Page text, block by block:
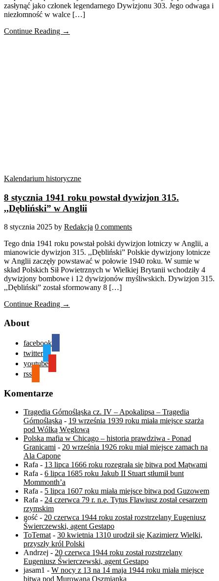
zasłynąć jako członek legendarnego Dywizjonu 303. Jego odwaga i
niezłomność w walce […]
Continue Reading →
Kalendarium historyczne
8 stycznia 1941 roku powstał dywizjon 315.
,,Dębliński” w Anglii
8 stycznia 2025 by Redakcja 0 comments
Tego dnia 1941 roku powstał polski dywizjon lotniczy w Anglii, a
mianowicie dywizjon 315. ,,Dębliński” Polskie dywizjony lotnicze
w Anglii zaczęły powstawać w połowie 1940 roku. W sumie w
skład Polskich Sił Powietrznych w Wielkiej Brytanii wchodziły 4
dywizjony bombowe i 12 dywizjonów myśliwskich. Dywizjon 315.
,,Dębliński” został sformowany 8 […]
Continue Reading →
About
facebook
twitter
youtube
rss
Komentarze
Tragedia Górnośląska cz. IV – Apokalipsa – Tragedia
Górnośląska - 19 września 1939 roku miała miejsce szarża
pod Wólką Węglową
Polska mafia w Chicago – historia prawdziwa - Ponad
Granicami - 20 września 1926 roku miał miejsce zamach na
Ala Capone
Rafa - 13 lipca 1666 roku rozegrała się bitwa pod Mątwami
Rafa - 6 lipca 1685 roku Jakub II Stuart stłumił bunt
Mommonth’a
Rafa - 5 lipca 1607 roku miała miejsce bitwa pod Guzowem
Rafa - 24 czerwca 79 r. n.e. Tytus Flawiusz został cesarzem
rzymskim
gość - 20 czerwca 1944 roku został rozstrzelany Eugeniusz
Świerczewski, agent Gestapo
ToTemat - 30 kwietnia 1310 urodził się Kazimierz Wielki,
przyszły król Polski
Andrzej - 20 czerwca 1944 roku został rozstrzelany
Eugeniusz Świerczewski, agent Gestapo
jasam1 - W nocy z 13 na 14 maja 1944 roku miała miejsce
bitwa pod Murowaną Oszmianką